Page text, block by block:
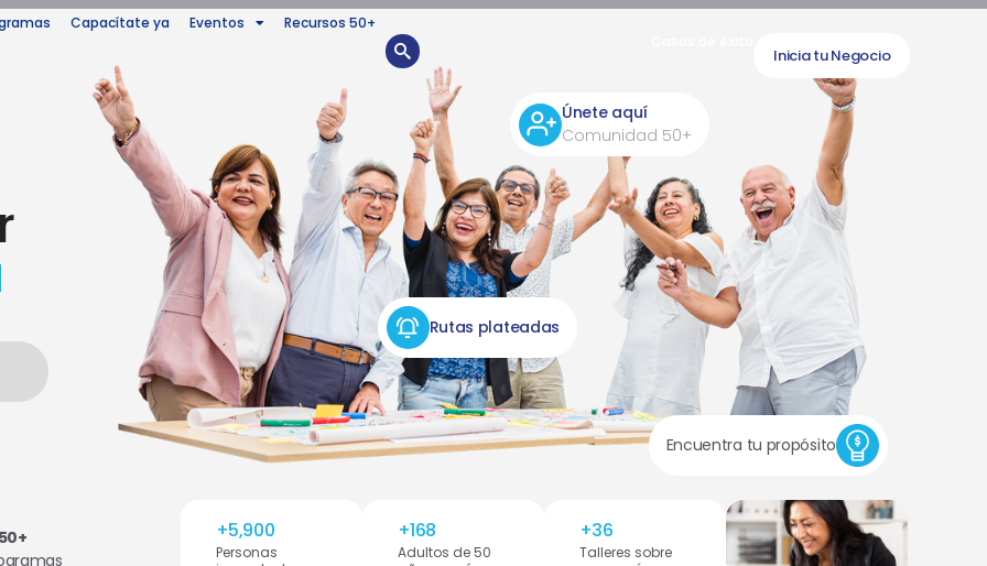
Capacítate ya Eventos
Recursos 50+
Inicia tu Negocio
Únete aquí
Comunidad 50+
Rutas plateadas
Encuentra tu propósito
Personas
+5,900
Adultos de 50
+168
Talleres sobre
+36